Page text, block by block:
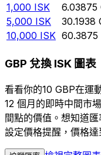
1,000 ISK 6.03875
5,000 ISK 30.1938
10,000 ISK 60.3875
GBP 兌換 ISK 圖表
看看你的10 GBP在運
12 個月的即時中間市
間點的價值。想知道
設定價格提醒，價格